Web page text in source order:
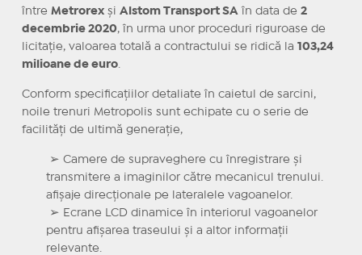
între Metrorexși Alstom Transport SA în data de 2
decembrie 2020, în urma unor proceduri riguroase de
licitație, valoarea totală a contractului se ridică la
103,24
milioane de euro.
Conform specificațiilor detaliate în caietul de sarcini,
noile trenuri Metropolis sunt echipate cu o serie de
facilități de ultimă generație,
➢ Camere de supraveghere cu înregistrare și
transmitere a imaginilor către mecanicul trenului.
afișaje direcționale pe lateralele vagoanelor.
➢ Ecrane LCD dinamice în interiorul vagoanelor
pentru afișarea traseului și a altor informații
relevante.